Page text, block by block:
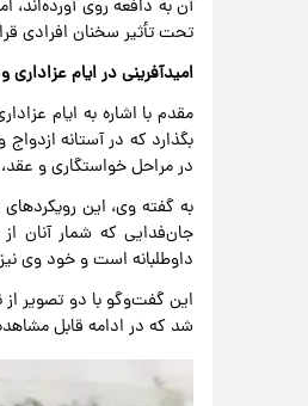
آن به دافعه روی آورده‌اند،
تحت تأثیر سخنان افرادی
امیدآفرینی در ایام عزاداری
مقدم با اشاره به ایام
بگذارد که در آستانه
در مراحل خواستگاری و
به گفته وی، این
داوطلبانه است و خود وی
این گفت‌وگو با دو تصویر
شد که در ادامه قابل